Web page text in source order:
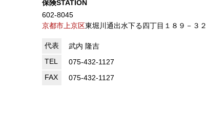
保険STATION
602-8045
京都市上京区東堀川通出水下る四丁目１８９－３２
代表
武内 隆吉
TEL
075-432-1127
FAX
075-432-1127